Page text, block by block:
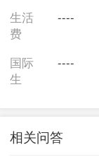
文、财经、全球
息和流程管理、
数学科学、现代
17个系，具有学
生活
费
----
国际
生
----
相关问答